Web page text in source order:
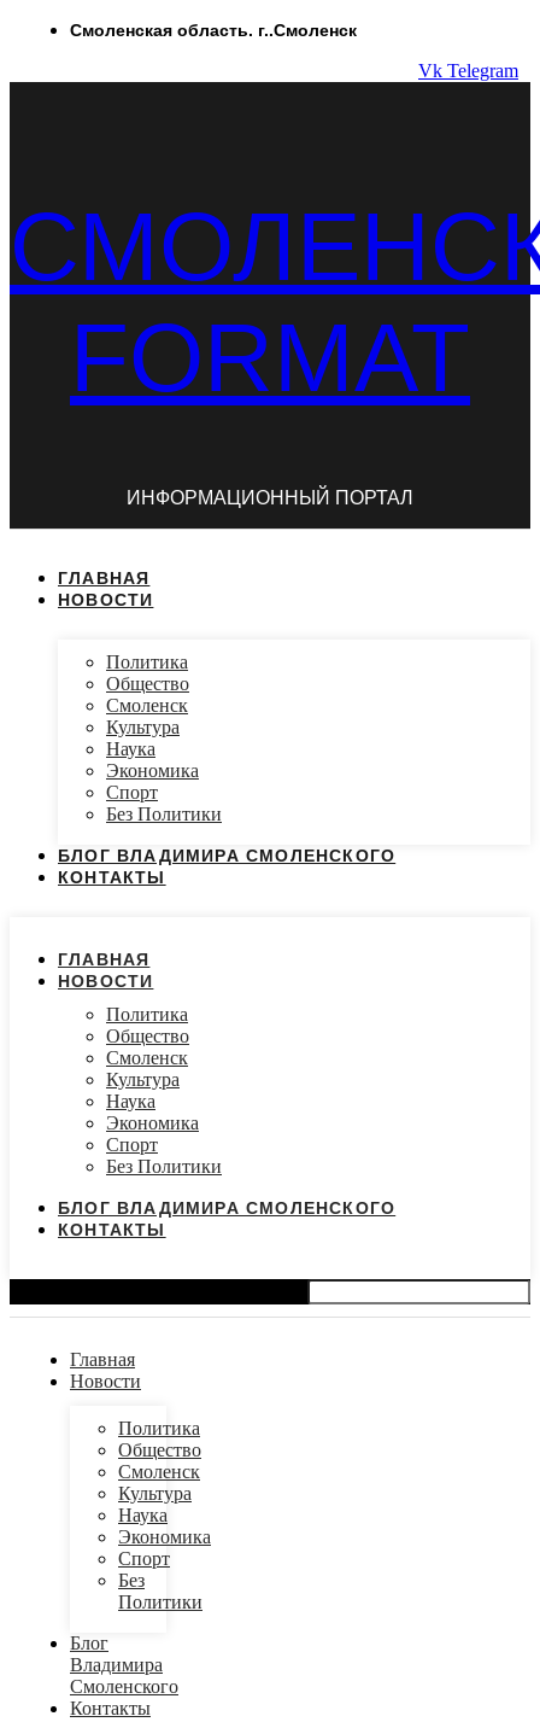
ПерейтиСмоленская область. г..Смоленск
Vk Telegram
FORMAT
ИНФОРМАЦИОННЫЙ ПОРТАЛ
ГЛАВНАЯ
НОВОСТИ
Политика
Общество
Смоленск
Культура
Наука
Экономика
Спорт
Без Политики
БЛОГ ВЛАДИМИРА СМОЛЕНСКОГО
КОНТАКТЫ
ГЛАВНАЯ
НОВОСТИ
Политика
Общество
Смоленск
Культура
Наука
Экономика
Спорт
Без Политики
БЛОГ ВЛАДИМИРА СМОЛЕНСКОГО
КОНТАКТЫ
Главная
Новости
Политика
Общество
Смоленск
Культура
Наука
Экономика
Спорт
Без
Политики
Блог
Владимира
Смоленского
Контакты